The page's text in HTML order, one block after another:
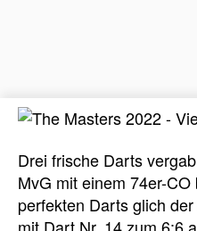
Drei frische Darts
MvG mit einem 74er-
perfekten Darts glich